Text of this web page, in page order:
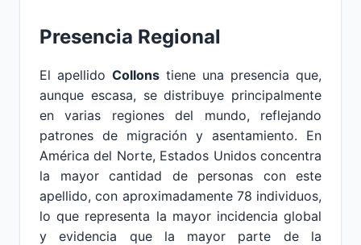
Presencia Regional
El apellido Collons tiene una presencia que,
aunque escasa, se distribuye principalmente
en varias regiones del mundo, reflejando
patrones de migración y asentamiento. En
América del Norte, Estados Unidos concentra
la mayor cantidad de personas con este
apellido, con aproximadamente 78 individuos,
lo que representa la mayor incidencia global
y evidencia que la mayor parte de la